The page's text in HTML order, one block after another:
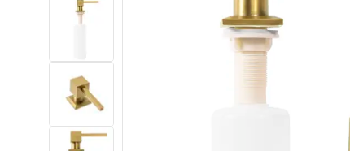
Rigole Liniare
Vase WC si Bideuri